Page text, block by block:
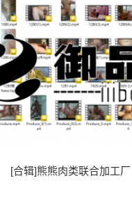
[合辑]熊熊肉类联合加工厂